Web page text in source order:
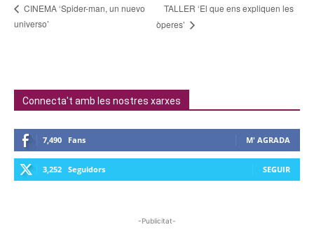
CINEMA ‘Spider-man, un nuevo
universo’
TALLER ‘El que ens expliquen les
òperes’
Connecta't amb les nostres xarxes
7,490 Fans M' AGRADA
3,252 Seguidors SEGUIR
-Publicitat-